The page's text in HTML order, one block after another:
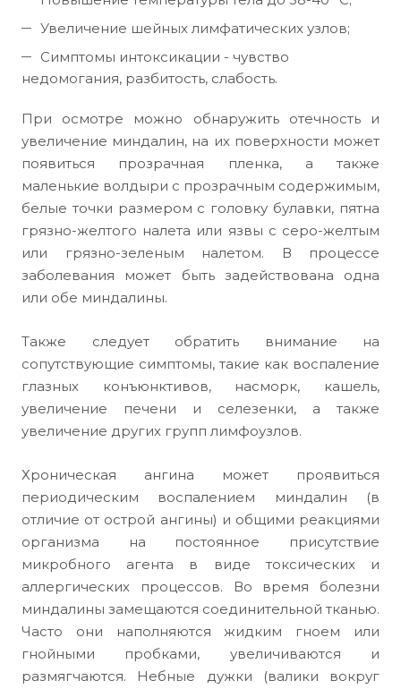
Увеличение шейных лимфатических узлов;
Симптомы интоксикации - чувство
недомогания, разбитость, слабость.
При осмотре можно обнаружить отечность и
увеличение миндалин, на их поверхности может
появиться прозрачная пленка, а также
маленькие волдыри с прозрачным содержимым,
белые точки размером с головку булавки, пятна
грязно-желтого налета или язвы с серо-желтым
или грязно-зеленым налетом. В процессе
заболевания может быть задействована одна
или обе миндалины.
Также следует обратить внимание на
сопутствующие симптомы, такие как воспаление
глазных конъюнктивов, насморк, кашель,
увеличение печени и селезенки, а также
увеличение других групп лимфоузлов.
Хроническая ангина может проявиться
периодическим воспалением миндалин (в
отличие от острой ангины) и общими реакциями
организма на постоянное присутствие
микробного агента в виде токсических и
аллергических процессов. Во время болезни
миндалины замещаются соединительной тканью.
Часто они наполняются жидким гноем или
гнойными пробками, увеличиваются и
размягчаются. Небные дужки (валики вокруг